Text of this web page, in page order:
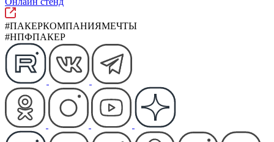
#ПАКЕРКОМПАНИЯМЕЧТЫ
#НПФПАКЕР